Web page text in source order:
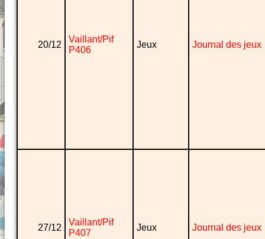
20/12
Vaillant/Pif
P406
Jeux Journal des jeux
27/12
Vaillant/Pif
P407
Jeux Journal des jeux